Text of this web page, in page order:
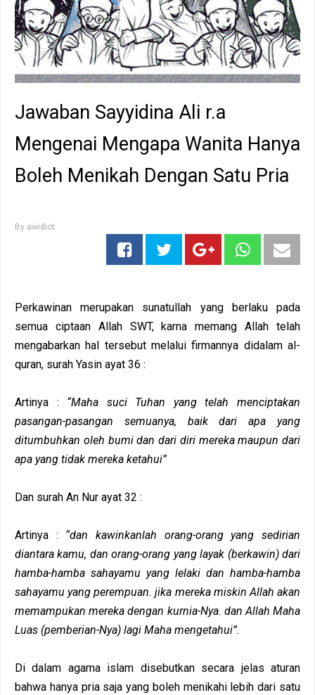
Jawaban Sayyidina Ali r.a
Mengenai Mengapa Wanita Hanya
Boleh Menikah Dengan Satu Pria
By awidiot
Perkawinan merupakan sunatullah yang berlaku pada
semua ciptaan Allah SWT, karna memang Allah telah
mengabarkan hal tersebut melalui firmannya didalam al-
quran, surah Yasin ayat 36 :
Artinya : “Maha suci Tuhan yang telah menciptakan
pasangan-pasangan semuanya, baik dari apa yang
ditumbuhkan oleh bumi dan dari diri mereka maupun dari
apa yang tidak mereka ketahui”
Dan surah An Nur ayat 32 :
Artinya : “dan kawinkanlah orang-orang yang sedirian
diantara kamu, dan orang-orang yang layak (berkawin) dari
hamba-hamba sahayamu yang lelaki dan hamba-hamba
sahayamu yang perempuan. jika mereka miskin Allah akan
memampukan mereka dengan kurnia-Nya. dan Allah Maha
Luas (pemberian-Nya) lagi Maha mengetahui”.
Di dalam agama islam disebutkan secara jelas aturan
bahwa hanya pria saja yang boleh menikahi lebih dari satu